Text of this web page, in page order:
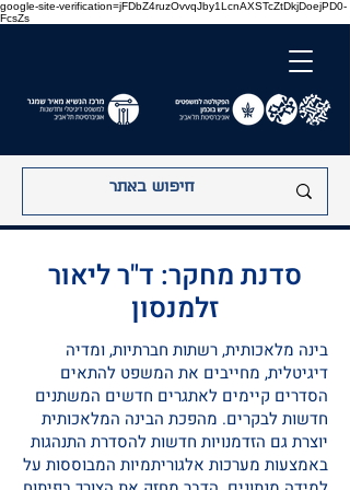
google-site-verification=jFDbZ4ruzOvvqJby1LcnAXSTcZtDkjDoejPD0-
FcsZs
סדנת מחקר: ד"ר ליאור
זלמנסון
בינה מלאכותית, רשתות חברתיות, ומדיה
דיגיטלית, מחייבים את המשפט להתאים
הסדרים קיימים לאתגרים חדשים המשתנים
חדשות לבקרים. מהפכת הבינה המלאכותית
יוצרת גם הזדמנויות חדשות להסדרת התנהגות
באמצעות מערכות אלגוריתמיות המבוססות על